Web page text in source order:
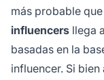
más probable
influencers llega a
basadas en la
influencer. Si